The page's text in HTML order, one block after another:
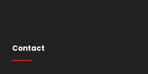
Contact